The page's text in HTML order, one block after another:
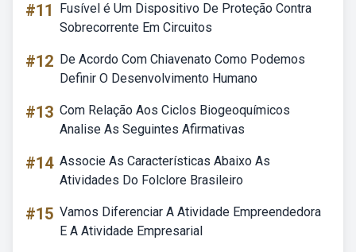
#11
Fusível é Um Dispositivo De Proteção Contra
Sobrecorrente Em Circuitos
#12 De Acordo Com Chiavenato Como Podemos
Definir O Desenvolvimento Humano
#13 Com Relação Aos Ciclos Biogeoquímicos
Analise As Seguintes Afirmativas
#14 Associe As Características Abaixo As
Atividades Do Folclore Brasileiro
#15 Vamos Diferenciar A Atividade Empreendedora
E A Atividade Empresarial